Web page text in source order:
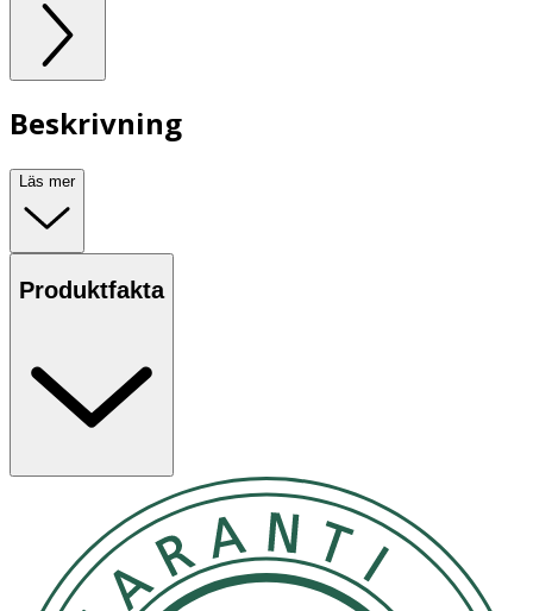
Beskrivning
Läs mer
Produktfakta